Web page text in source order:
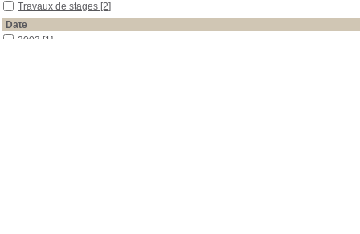
Travaux de stages [2]
Date
2003 [1]